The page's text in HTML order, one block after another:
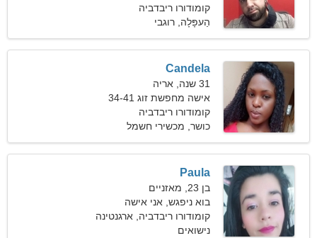
קומודורו ריבדביה
הַעפָּלָה, רוגבי
Candela
31 שנה, אריה
אישה מחפשת זוג 34-41
קומודורו ריבדביה
כושר, מכשירי חשמל
Paula
בן 23, מאזניים
בוא ניפגש, אני אישה
אקסטרווגנטית
קומודורו ריבדביה, ארגנטינה
נישואים